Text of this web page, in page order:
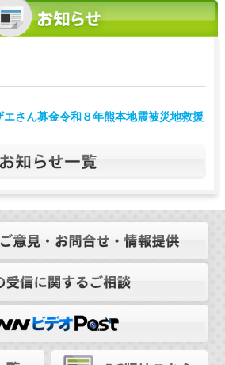
さん募金令和８年熊本地震被災地救援